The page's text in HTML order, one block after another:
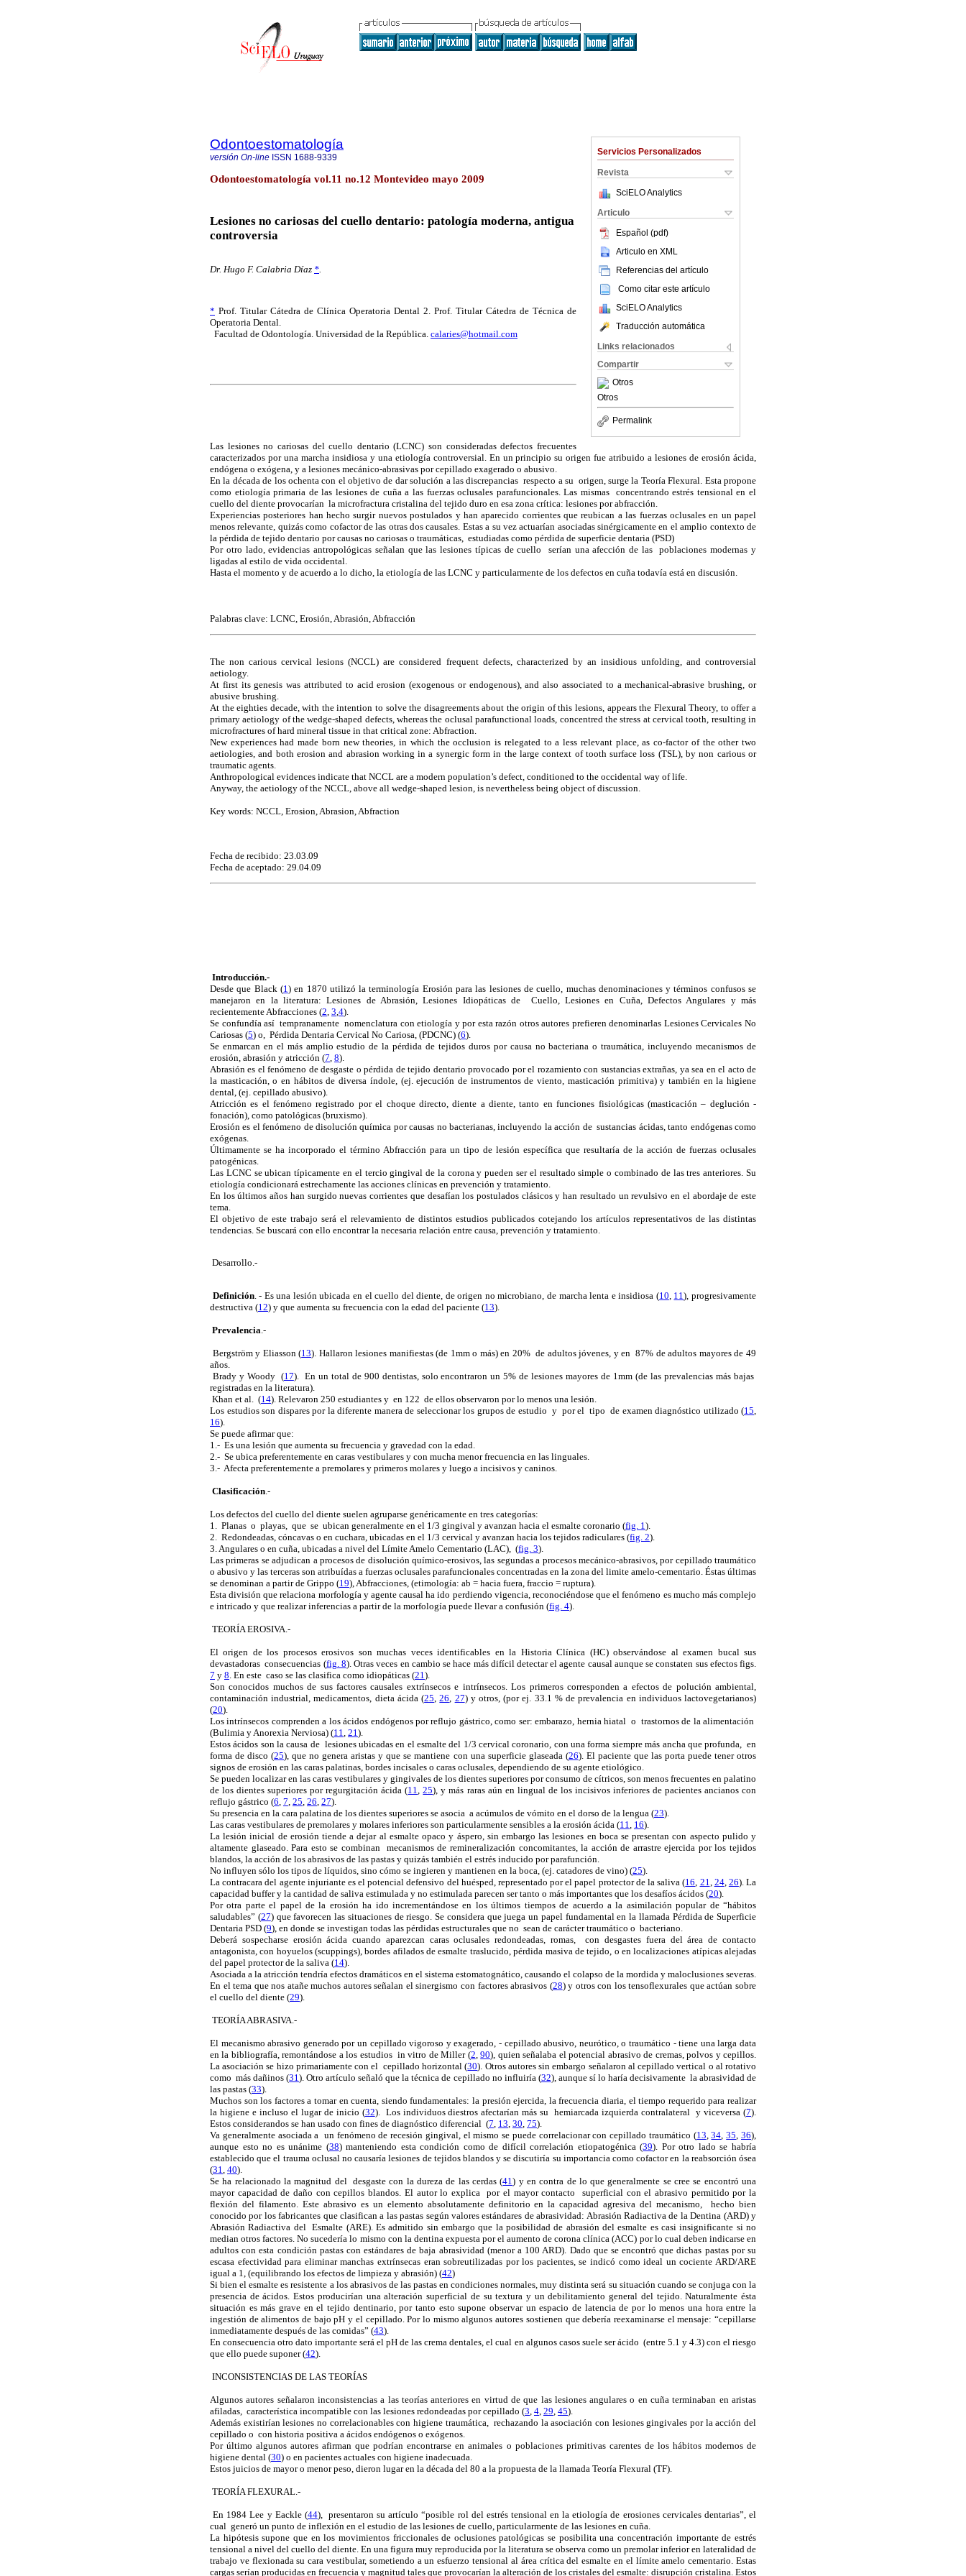
Servicios Personalizados
Revista
SciELO Analytics
Articulo
Español (pdf)
Articulo en XML
Referencias del artículo
Como citar este artículo
SciELO Analytics
Traducción automática
Links relacionados
Compartir
Otros
Otros
Permalink
Odontoestomatología
versión On-line ISSN 1688-9339
Odontoestomatología vol.11 no.12 Montevideo mayo 2009
Lesiones no cariosas del cuello dentario: patología moderna, antigua
controversia
Dr. Hugo F. Calabria Díaz *.
* Prof. Titular Cátedra de Clínica Operatoria Dental 2. Prof. Titular Cátedra de Técnica de
Operatoria Dental.
Facultad de Odontología. Universidad de la República calaries@hotmail.com
Las lesiones no cariosas del cuello dentario (LCNC) son consideradas defectos frecuentes
caracterizados por una marcha insidiosa y una etiología controversial. En un principio su origen fue atribuido a lesiones de erosión ácida,
endógena o exógena, y a lesiones mecánico-abrasivas por cepillado exagerado o abusivo.
En la década de los ochenta con el objetivo de dar solución a las discrepancias respecto a su origen, surge la Teoría Flexural. Esta propone
como etiología primaria de las lesiones de cuña a las fuerzas oclusales parafuncionales. Las mismas concentrando estrés tensional en el
cuello del diente provocarían la microfractura cristalina del tejido duro en esa zona crítica: lesiones por abfracción.
Experiencias posteriores han hecho surgir nuevos postulados y han aparecido corrientes que reubican a las fuerzas oclusales en un papel
menos relevante, quizás como cofactor de las otras dos causales. Estas a su vez actuarían asociadas sinérgicamente en el amplio contexto de
la pérdida de tejido dentario por causas no cariosas o traumáticas, estudiadas como pérdida de superficie dentaria (PSD)
Por otro lado, evidencias antropológicas señalan que las lesiones típicas de cuello serían una afección de las poblaciones modernas y
ligadas al estilo de vida occidental.
Hasta el momento y de acuerdo a lo dicho, la etiología de las LCNC y particularmente de los defectos en cuña todavía está en discusión.
Palabras clave: LCNC, Erosión, Abrasión, Abfracción
The non carious cervical lesions (NCCL) are considered frequent defects, characterized by an insidious unfolding, and controversial
aetiology.
At first its genesis was attributed to acid erosion (exogenous or endogenous), and also associated to a mechanical-abrasive brushing, or
abusive brushing.
At the eighties decade, with the intention to solve the disagreements about the origin of this lesions, appears the Flexural Theory, to offer a
primary aetiology of the wedge-shaped defects, whereas the oclusal parafunctional loads, concentred the stress at cervical tooth, resulting in
microfractures of hard mineral tissue in that critical zone: Abfraction.
New experiences had made born new theories, in which the occlusion is relegated to a less relevant place, as co-factor of the other two
aetiologies, and both erosion and abrasion working in a synergic form in the large context of tooth surface loss (TSL), by non carious or
traumatic agents.
Anthropological evidences indicate that NCCL are a modern population’s defect, conditioned to the occidental way of life.
Anyway, the aetiology of the NCCL, above all wedge-shaped lesion, is nevertheless being object of discussion.
Key words: NCCL, Erosion, Abrasion, Abfraction
Fecha de recibido: 23.03.09
Fecha de aceptado: 29.04.09
Introducción.-
Desde que Black (1) en 1870 utilizó la terminología Erosión para las lesiones de cuello, muchas denominaciones y términos confusos se
manejaron en la literatura: Lesiones de Abrasión, Lesiones Idiopáticas de Cuello, Lesiones en Cuña, Defectos Angulares y más
recientemente Abfracciones (2, 3,4).
Se confundía así tempranamente nomenclatura con etiología y por esta razón otros autores prefieren denominarlas Lesiones Cervicales No
Cariosas (5) o, Pérdida Dentaria Cervical No Cariosa, (PDCNC) (6).
Se enmarcan en el más amplio estudio de la pérdida de tejidos duros por causa no bacteriana o traumática, incluyendo mecanismos de
erosión, abrasión y atricción (7, 8).
Abrasión es el fenómeno de desgaste o pérdida de tejido dentario provocado por el rozamiento con sustancias extrañas, ya sea en el acto de
la masticación, o en hábitos de diversa índole, (ej. ejecución de instrumentos de viento, masticación primitiva) y también en la higiene
dental, (ej. cepillado abusivo).
Atricción es el fenómeno registrado por el choque directo, diente a diente, tanto en funciones fisiológicas (masticación – deglución -
fonación), como patológicas (bruxismo).
Erosión es el fenómeno de disolución química por causas no bacterianas, incluyendo la acción de sustancias ácidas, tanto endógenas como
exógenas.
Últimamente se ha incorporado el término Abfracción para un tipo de lesión específica que resultaría de la acción de fuerzas oclusales
patogénicas.
Las LCNC se ubican típicamente en el tercio gingival de la corona y pueden ser el resultado simple o combinado de las tres anteriores. Su
etiología condicionará estrechamente las acciones clínicas en prevención y tratamiento.
En los últimos años han surgido nuevas corrientes que desafían los postulados clásicos y han resultado un revulsivo en el abordaje de este
tema.
El objetivo de este trabajo será el relevamiento de distintos estudios publicados cotejando los artículos representativos de las distintas
tendencias. Se buscará con ello encontrar la necesaria relación entre causa, prevención y tratamiento.
Desarrollo.-
Definición. - Es una lesión ubicada en el cuello del diente, de origen no microbiano, de marcha lenta e insidiosa (10 11), progresivamente
destructiva (12) y que aumenta su frecuencia con la edad del paciente (13).
Prevalencia .-
Bergström y Eliasson (13). Hallaron lesiones manifiestas (de 1mm o más) en 20% de adultos jóvenes, y en 87% de adultos mayores de 49
años.
Brady y Woody (17). En un total de 900 dentistas, solo encontraron un 5% de lesiones mayores de 1mm (de las prevalencias más bajas
registradas en la literatura).
Khan et al. (14). Relevaron 250 estudiantes y en 122 de ellos observaron por lo menos una lesión.
Los estudios son dispares por la diferente manera de seleccionar los grupos de estudio y por el tipo de examen diagnóstico utilizado (15
16).
Se puede afirmar que:
1.- Es una lesión que aumenta su frecuencia y gravedad con la edad.
2.- Se ubica preferentemente en caras vestibulares y con mucha menor frecuencia en las linguales.
3.- Afecta preferentemente a premolares y primeros molares y luego a incisivos y caninos.
Clasificación .-
Los defectos del cuello del diente suelen agruparse genéricamente en tres categorías:
1. Planas o playas, que se ubican generalmente en el 1/3 gingival y avanzan hacia el esmalte coronario (fig. 1 ).
2. Redondeadas, cóncavas o en cuchara, ubicadas en el 1/3 cervical y avanzan hacia los tejidos radiculares (fig. 2).
3. Angulares o en cuña, ubicadas a nivel del Límite Amelo Cementario (LAC), (fig. 3).
Las primeras se adjudican a procesos de disolución químico-erosivos, las segundas a procesos mecánico-abrasivos, por cepillado traumático
o abusivo y las terceras son atribuídas a fuerzas oclusales parafuncionales concentradas en la zona del limite amelo-cementario. Éstas últimas
se denominan a partir de Grippo (19), Abfracciones, (etimología: ab = hacia fuera, fraccio = ruptura).
Esta división que relaciona morfología y agente causal ha ido perdiendo vigencia, reconociéndose que el fenómeno es mucho más complejo
e intricado y que realizar inferencias a partir de la morfología puede llevar a confusión (fig. 4).
TEORÍA EROSIVA.-
El origen de los procesos erosivos son muchas veces identificables en la Historia Clínica (HC) observándose al examen bucal sus
devastadoras consecuencias (fig. 8). Otras veces en cambio se hace más difícil detectar el agente causal aunque se constaten sus efectos figs.
7 y 8 . En este caso se las clasifica como idiopáticas (21 ).
Son conocidos muchos de sus factores causales extrínsecos e intrínsecos. Los primeros corresponden a efectos de polución ambiental,
contaminación industrial, medicamentos, dieta ácida (25 ,26 27) y otros, (por ej. 33.1 % de prevalencia en individuos lactovegetarianos)
(20).
Los intrínsecos comprenden a los ácidos endógenos por reflujo gástrico, como ser: embarazo, hernia hiatal o trastornos de la alimentación
(Bulimia y Anorexia Nerviosa) (11 21 ).
Estos ácidos son la causa de lesiones ubicadas en el esmalte del 1/3 cervical coronario, con una forma siempre más ancha que profunda, en
forma de disco (25), que no genera aristas y que se mantiene con una superficie glaseada (26). El paciente que las porta puede tener otros
signos de erosión en las caras palatinas, bordes incisales o caras oclusales, dependiendo de su agente etiológico.
Se pueden localizar en las caras vestibulares y gingivales de los dientes superiores por consumo de cítricos, son menos frecuentes en palatino
de los dientes superiores por regurgitación ácida (11 ,25), y más raras aún en lingual de los incisivos inferiores de pacientes ancianos con
reflujo gástrico (6 7 25 26 27).
Su presencia en la cara palatina de los dientes superiores se asocia a acúmulos de vómito en el dorso de la lengua (23).
Las caras vestibulares de premolares y molares inferiores son particularmente sensibles a la erosión ácida (11 16).
La lesión inicial de erosión tiende a dejar al esmalte opaco y áspero, sin embargo las lesiones en boca se presentan con aspecto pulido y
altamente glaseado. Para esto se combinan mecanismos de remineralización concomitantes, la acción de arrastre ejercida por los tejidos
blandos, la acción de los abrasivos de las pastas y quizás también el estrés inducido por parafunción.
No influyen sólo los tipos de líquidos, sino cómo se ingieren y mantienen en la boca, (ej. catadores de vino) (25).
La contracara del agente injuriante es el potencial defensivo del huésped, representado por el papel protector de la saliva (16 21 24, 26). La
capacidad buffer y la cantidad de saliva estimulada y no estimulada parecen ser tanto o más importantes que los desafíos ácidos (20).
Por otra parte el papel de la erosión ha ido incrementándose en los últimos tiempos de acuerdo a la asimilación popular de “hábitos
saludables” (27) que favorecen las situaciones de riesgo. Se considera que juega un papel fundamental en la llamada Pérdida de Superficie
Dentaria PSD (9), en donde se investigan todas las pérdidas estructurales que no sean de carácter traumático o bacteriano.
Deberá sospecharse erosión ácida cuando aparezcan caras oclusales redondeadas, romas, con desgastes fuera del área de contacto
antagonista, con hoyuelos (scuppings), bordes afilados de esmalte traslucido, pérdida masiva de tejido, o en localizaciones atípicas alejadas
del papel protector de la saliva (14).
Asociada a la atricción tendría efectos dramáticos en el sistema estomatognático, causando el colapso de la mordida y maloclusiones severas.
En el tema que nos atañe muchos autores señalan el sinergismo con factores abrasivos (28) y otros con los tensoflexurales que actúan sobre
el cuello del diente (29).
TEORÍA ABRASIVA.-
El mecanismo abrasivo generado por un cepillado vigoroso y exagerado, - cepillado abusivo, neurótico, o traumático - tiene una larga data
en la bibliografía, remontándose a los estudios in vitro de Miller (2 ,90), quien señalaba el potencial abrasivo de cremas, polvos y cepillos.
La asociación se hizo primariamente con el cepillado horizontal (30). Otros autores sin embargo señalaron al cepillado vertical o al rotativo
como más dañinos (31). Otro artículo señaló que la técnica de cepillado no influiría (32), aunque sí lo haría decisivamente la abrasividad de
las pastas (33).
Muchos son los factores a tomar en cuenta, siendo fundamentales: la presión ejercida, la frecuencia diaria, el tiempo requerido para realizar
la higiene e incluso el lugar de inicio (32). Los individuos diestros afectarían más su hemiarcada izquierda contralateral y viceversa (7).
Estos considerandos se han usado con fines de diagnóstico diferencial (7 13 30 75).
Va generalmente asociada a un fenómeno de recesión gingival, el mismo se puede correlacionar con cepillado traumático (13 ,34 ,35 ,36),
aunque esto no es unánime (38) manteniendo esta condición como de difícil correlación etiopatogénica (39). Por otro lado se habría
establecido que el trauma oclusal no causaría lesiones de tejidos blandos y se discutiría su importancia como cofactor en la reabsorción ósea
(31 40).
Se ha relacionado la magnitud del desgaste con la dureza de las cerdas (41) y en contra de lo que generalmente se cree se encontró una
mayor capacidad de daño con cepillos blandos. El autor lo explica por el mayor contacto superficial con el abrasivo permitido por la
flexión del filamento. Este abrasivo es un elemento absolutamente definitorio en la capacidad agresiva del mecanismo, hecho bien
conocido por los fabricantes que clasifican a las pastas según valores estándares de abrasividad: Abrasión Radiactiva de la Dentina (ARD) y
Abrasión Radiactiva del Esmalte (ARE). Es admitido sin embargo que la posibilidad de abrasión del esmalte es casi insignificante si no
median otros factores. No sucedería lo mismo con la dentina expuesta por el aumento de corona clínica (ACC) por lo cual deben indicarse en
adultos con esta condición pastas con estándares de baja abrasividad (menor a 100 ARD). Dado que se encontró que dichas pastas por su
escasa efectividad para eliminar manchas extrínsecas eran sobreutilizadas por los pacientes, se indicó como ideal un cociente ARD/ARE
igual a 1, (equilibrando los efectos de limpieza y abrasión) (42)
Si bien el esmalte es resistente a los abrasivos de las pastas en condiciones normales, muy distinta será su situación cuando se conjuga con la
presencia de ácidos. Estos producirían una alteración superficial de su textura y un debilitamiento general del tejido. Naturalmente ésta
situación es más grave en el tejido dentinario, por tanto esto supone observar un espacio de latencia de por lo menos una hora entre la
ingestión de alimentos de bajo pH y el cepillado. Por lo mismo algunos autores sostienen que debería reexaminarse el mensaje: “cepillarse
inmediatamente después de las comidas” (43).
En consecuencia otro dato importante será el pH de las crema dentales, el cual en algunos casos suele ser ácido (entre 5.1 y 4.3) con el riesgo
que ello puede suponer (42).
INCONSISTENCIAS DE LAS TEORÍAS
Algunos autores señalaron inconsistencias a las teorías anteriores en virtud de que las lesiones angulares o en cuña terminaban en aristas
afiladas, característica incompatible con las lesiones redondeadas por cepillado (3 4 29 45).
Además existirían lesiones no correlacionables con higiene traumática, rechazando la asociación con lesiones gingivales por la acción del
cepillado o con historia positiva a ácidos endógenos o exógenos.
Por último algunos autores afirman que podrían encontrarse en animales o poblaciones primitivas carentes de los hábitos modernos de
higiene dental (30) o en pacientes actuales con higiene inadecuada.
Estos juicios de mayor o menor peso, dieron lugar en la década del 80 a la propuesta de la llamada Teoría Flexural (TF).
TEORÍA FLEXURAL.-
En 1984 Lee y Eackle (44), presentaron su artículo “posible rol del estrés tensional en la etiología de erosiones cervicales dentarias”, el
cual generó un punto de inflexión en el estudio de las lesiones de cuello, particularmente de las lesiones en cuña.
La hipótesis supone que en los movimientos friccionales de oclusiones patológicas se posibilita una concentración importante de estrés
tensional a nivel del cuello del diente. En una figura muy reproducida por la literatura se observa como un premolar inferior en lateralidad de
trabajo ve flexionada su cara vestibular, sometiendo a un esfuerzo tensional al área crítica del esmalte en el límite amelo cementario. Estas
cargas serían producidas en frecuencia y magnitud tales que provocarían la alteración de los cristales del esmalte: disrupción cristalina. Estos